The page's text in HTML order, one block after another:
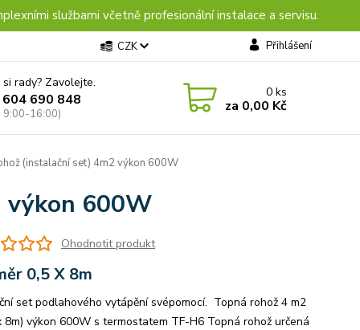
službami včetně profesionální instalace a servisu.
CZK Přihlášení
rady? Zavolejte.
690 848
9:00-16:00)
0ks
za 0,00 Kč
(instalační set) 4m2 výkon 600W
výkon 600W
Ohodnotit produkt
0,5 X 8m
set podlahového vytápění svépomocí. Topná rohož 4 m2
8m) výkon 600W s termostatem TF-H6 Topná rohož určená